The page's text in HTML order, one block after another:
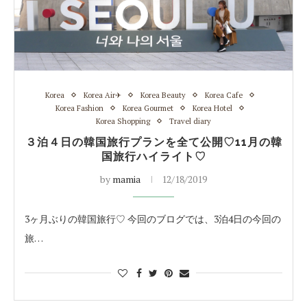
Korea Korea Air✈︎ Korea Beauty
Korea Cafe
Korea Fashion
Korea Gourmet
Korea Hotel
Korea Shopping
Travel diary
３泊４日の韓国旅行プランを全て公開♡11月の韓
国旅行ハイライト♡
by mamia 12/18/2019
3ヶ月ぶりの韓国旅行♡ 今回のブログでは、3泊4日の今回の
旅…